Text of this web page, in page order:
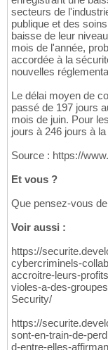
secteurs de
publique et des
baisse de leur
mois de l'année,
accordée à la
nouvelles
Le délai moyen de
passé de 197 jours
mois de juin. Pour
jours à 246 jours à
Source : https://
Et vous ?
Que pensez-vous
Voir aussi :
https://
cybercriminels-
accroitre-leurs-
violes-a-des-
Security/
https://
sont-en-train-de-
d-entre-elles-